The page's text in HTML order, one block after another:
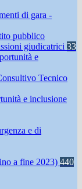
di gara -
pubblico
giudicatrici 33
e
Tecnico
e inclusione
e di
a fine 2023) 440